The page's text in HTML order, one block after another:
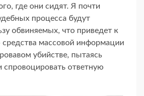
где они сидят. Я почти
процесса будут
обвиняемых, что приведет к
средства массовой информации
убийстве, пытаясь
спровоцировать ответную